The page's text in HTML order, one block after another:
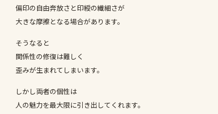
偏印の自由奔放さと印綬の繊細さが
大きな摩擦となる場合があります。
そうなると
関係性の修復は難しく
歪みが生まれてしまいます。
しかし両者の個性は
人の魅力を最大限に引き出してくれます。